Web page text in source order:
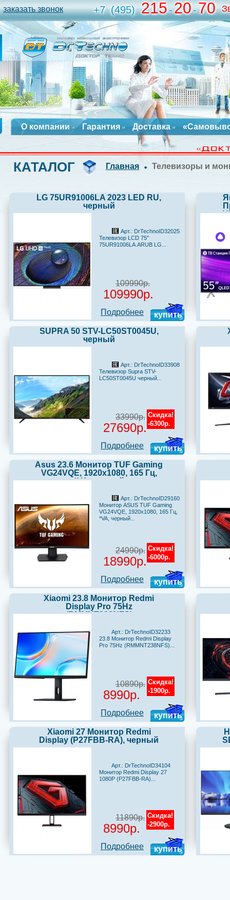
заказать звонок +7 (495) 215-20-70
О компании Гарантия Доставка
КАТАЛОГ Главная Телевизоры и
LG 75UR91006LA 2023 LED RU,
черный
Арт.: DrTechnoID32025
Телевизор LCD 75"
75UR91006LA.ARUB LG...
109990р.
109990р.
Подробнее купить
SUPRA 50 STV-LC50ST0045U,
черный
Арт.: DrTechnoID33908
Телевизор Supra STV-
LC50ST0045U черный...
33990р. Скидка!
-6300р.
27690р.
Подробнее купить
Asus 23.6 Монитор TUF Gaming
VG24VQE, 1920x1080, 165 Гц,
*VA, черный
Арт.: DrTechnoID29160
Монитор ASUS TUF Gaming
VG24VQE, 1920x1080, 165 Гц,
*VA, черный...
24990р. Скидка!
-6000р.
18990р.
Подробнее
купить
Xiaomi 23.8 Монитор Redmi
Display Pro 75Hz
(RMMNT238NFS)
Арт.: DrTechnoID32233
23.8 Монитор Redmi Display
Pro 75Hz (RMMNT238NFS)...
10890р. Скидка!
-1900р.
8990р.
Подробнее
купить
Xiaomi 27 Монитор Redmi
Display (P27FBB-RA), черный
Арт.: DrTechnoID34104
Монитор Redmi Display 27
1080P (P27FBB-RA)...
11890р. Скидка!
-2900р.
8990р.
Подробнее купить